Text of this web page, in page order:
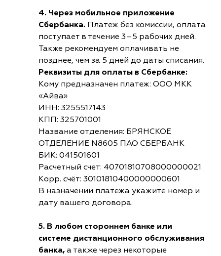
4. Через мобильное приложение
Сбербанка. Платеж без комиссии, оплата
поступает в течение 3–5 рабочих дней.
Также рекомендуем оплачивать не
позднее, чем за 5 дней до даты списания.
Реквизиты для оплаты в Сбербанке:
Кому предназначен платеж: ООО МКК
«Айва»
ИНН: 3255517143
КПП: 325701001
Название отделения: БРЯНСКОЕ
ОТДЕЛЕНИЕ N8605 ПАО СБЕРБАНК
БИК: 041501601
Расчетный счет: 40701810708000000021
Корр. счёт: 30101810400000000601
В назначении платежа укажите номер и
дату вашего договора.
5. В любом стороннем банке или
системе дистанционного обслуживания
банка, а также через некоторые